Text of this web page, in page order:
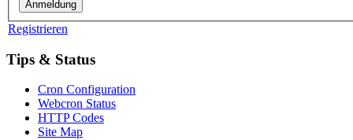
Registrieren
Tips & Status
Cron Configuration
Webcron Status
HTTP Codes
Site Map